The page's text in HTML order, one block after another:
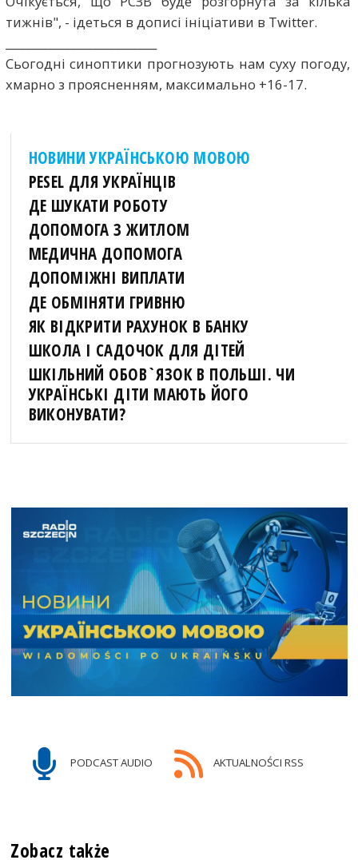
тижнів", - ідеться в дописі ініціативи в Twitter.
Сьогодні синоптики прогнозують нам суху погоду,
хмарно з проясненням, максимально +16-17.
НОВИНИ УКРАЇНСЬКОЮ МОВОЮ
PESEL ДЛЯ УКРАЇНЦІВ
ДЕ ШУКАТИ РОБОТУ
ДОПОМОГА З ЖИТЛОМ
МЕДИЧНА ДОПОМОГА
ДОПОМІЖНІ ВИПЛАТИ
ДЕ ОБМІНЯТИ ГРИВНЮ
ЯК ВІДКРИТИ РАХУНОК В БАНКУ
ШКОЛА І САДОЧОК ДЛЯ ДІТЕЙ
ШКІЛЬНИЙ ОБОВ`ЯЗОК В ПОЛЬШІ. ЧИ
УКРАЇНСЬКІ ДІТИ МАЮТЬ ЙОГО
ВИКОНУВАТИ?
PODCAST AUDIO AKTUALNOŚCI RSS
Zobacz także